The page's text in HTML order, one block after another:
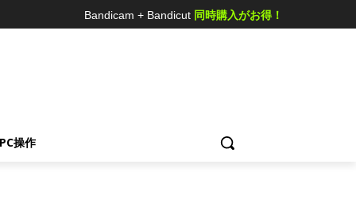
Bandicam + Bandicut 同時購入がお得！
PC操作